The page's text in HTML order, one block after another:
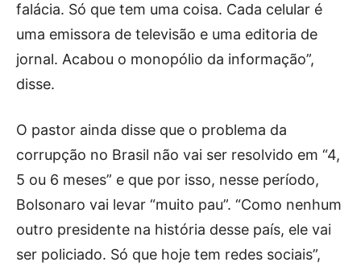
falácia. Só que tem uma coisa. Cada celular é
uma emissora de televisão e uma editoria de
jornal. Acabou o monopólio da informação”,
disse.
O pastor ainda disse que o problema da
corrupção no Brasil não vai ser resolvido em “4,
5 ou 6 meses” e que por isso, nesse período,
Bolsonaro vai levar “muito pau”. “Como nenhum
outro presidente na história desse país, ele vai
ser policiado. Só que hoje tem redes sociais”,